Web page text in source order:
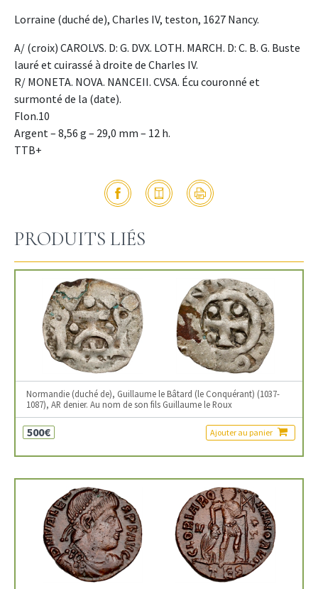
Lorraine (duché de), Charles IV, teston, 1627 Nancy.
A/ (croix) CAROLVS. D: G. DVX. LOTH. MARCH. D: C. B. G. Buste
lauré et cuirassé à droite de Charles IV.
R/ MONETA. NOVA. NANCEII. CVSA. Écu couronné et
surmonté de la (date).
Flon.10
Argent – 8,56 g – 29,0 mm – 12 h.
TTB+
PRODUITS LIÉS
Normandie (duché de), Guillaume le Bâtard (le Conquérant) (1037-
1087), AR denier. Au nom de son fils Guillaume le Roux
500€ Ajouter au panier